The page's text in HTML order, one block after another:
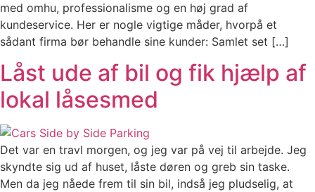
med omhu, professionalisme og en høj grad af
kundeservice. Her er nogle vigtige måder, hvorpå et
sådant firma bør behandle sine kunder: Samlet set […]
Låst ude af bil og fik hjælp af
lokal låsesmed
Det var en travl morgen, og jeg var på vej til arbejde. Jeg
skyndte sig ud af huset, låste døren og greb sin taske.
Men da jeg nåede frem til sin bil, indså jeg pludselig, at